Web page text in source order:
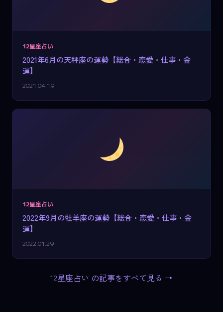
12星座占い
2021年6月の天秤座の運勢【総合・恋愛・仕事・金
運】
2021.04.19
12星座占い
2022年9月の牡羊座の運勢【総合・恋愛・仕事・金
運】
2022.01.29
12星座占い の記事をすべて見る →